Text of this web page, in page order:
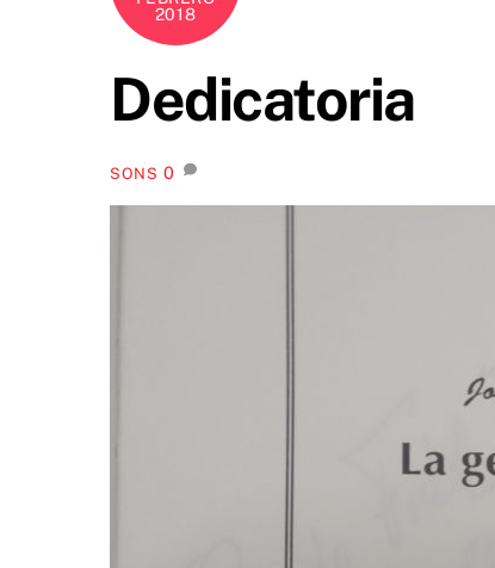
2018
Dedicatoria
SONS 0